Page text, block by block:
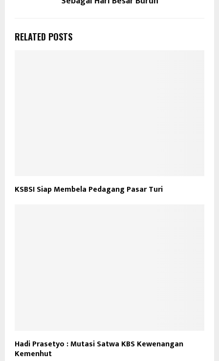
RELATED POSTS
KSBSI Siap Membela Pedagang Pasar Turi
Hadi Prasetyo : Mutasi Satwa KBS Kewenangan
Kemenhut